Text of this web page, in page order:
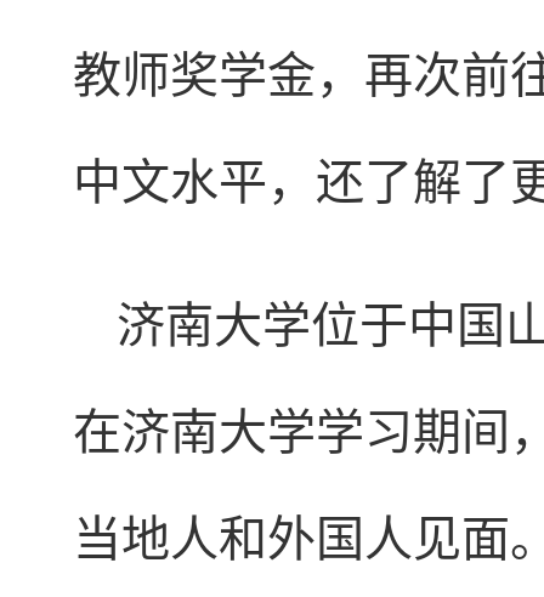
教师奖学金，再次前
中文水平，还了解了
济南大学位于中国
在济南大学学习期间
当地人和外国人见面